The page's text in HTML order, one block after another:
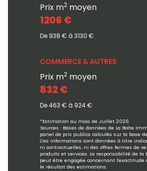
Prix m2 moyen
1206 €
De 938 € à 3130 €
COMMERCE & AUTRES
Prix m2 moyen
832 €
De 463 € à 924 €
*Estimation au mois de Juillet 2026
Sources : Bases de données de La Boîte
panel de prix publics calculés sur la base
Ces informations sont données à titre
ni contractuelles, ni des offres fermes de
produits et services. La responsabilité de la
peut être engagée concernant l'exactitude
le résultat des estimations.